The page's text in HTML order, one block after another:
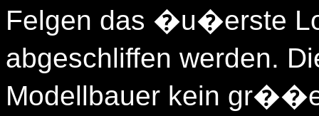
Felgen das �u�erste
abgeschliffen werden.
Modellbauer kein